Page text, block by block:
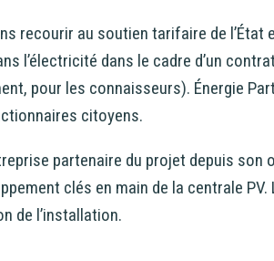
recourir au soutien tarifaire de l’État
l’électricité dans le cadre d’un
pour les connaisseurs). Énergie
citoyens.
partenaire du projet depuis son
clés en main de la centrale PV.
de l’installation.